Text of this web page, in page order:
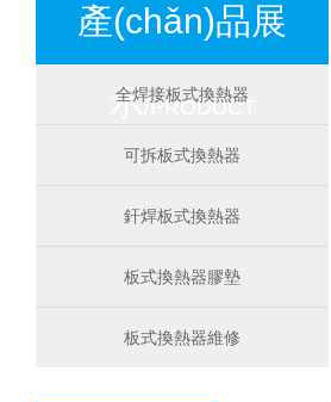
產(chǎn)品展
示 /PRODUCT
全焊接板式換熱器
可拆板式換熱器
釬焊板式換熱器
板式換熱器膠墊
板式換熱器維修